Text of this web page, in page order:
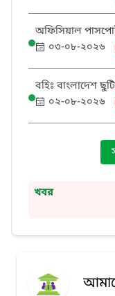
অফিসিয়াল
জুলফিকার হাসান,
তারিখ: ০২/০৮/
০৩-০৮-২০২৬
বহিঃ বাংলাদেশ
Personal
০২-০৮-২০২৬
খবর